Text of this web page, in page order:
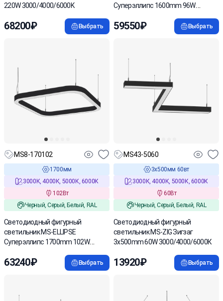
220W 3000/4000/6000K
68200₽ Выбрать
Суперэллипс 1600mm 96W
59550₽ Выбрать
MS8-170102
1700мм
3000К, 4000К, 5000К, 6000К
102Вт
Черный, Серый, Белый, RAL
Светодиодный фигурный
светильник MS-ELLIPSE
Суперэллипс 1700mm 102W
63240₽ Выбрать
MS43-5060
3х500мм 60вт
3000К, 4000К, 5000К, 6000К
60Вт
Черный, Серый, Белый, RAL
Светодиодный фигурный
светильник MS-ZIG Зигзаг
3x500mm 60W 3000/4000/6000К
13920₽ Выбрать